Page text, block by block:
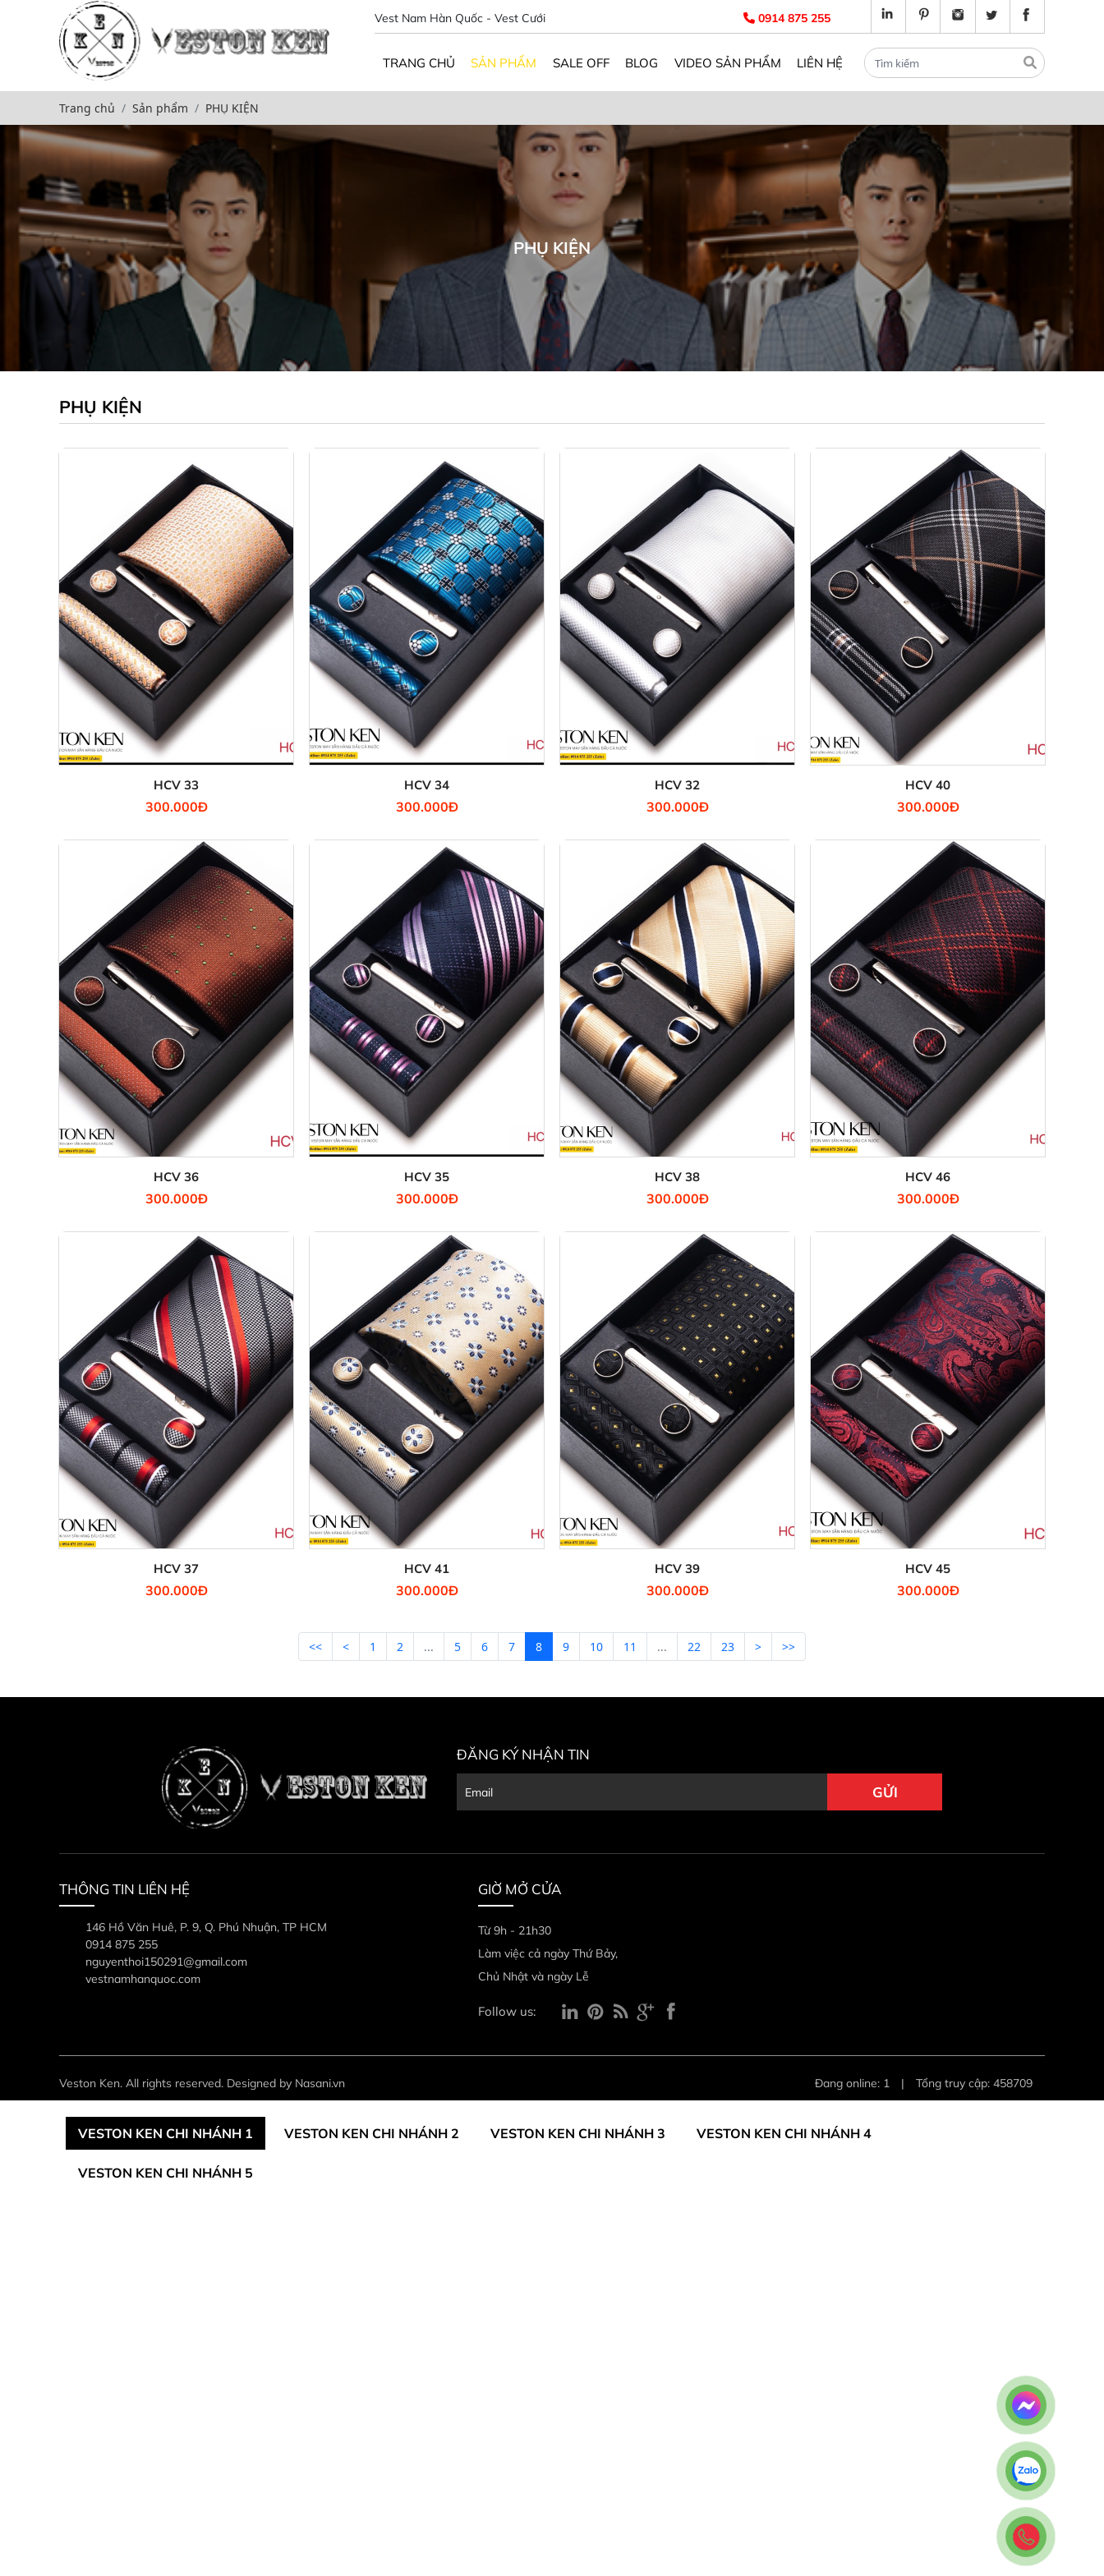
Vest Nam Hàn Quốc - Vest Cưới 0914 875 255
TRANG CHỦ SẢN PHẨM SALE OFF BLOG VIDEO SẢN PHẨM LIÊN HỆ
Trang chủ Sản phẩm PHỤ KIỆN
PHỤ KIỆN
PHỤ KIỆN
HCV 33
300.000Đ
HCV 34
300.000Đ
HCV 32
300.000Đ
HCV 40
300.000Đ
HCV 36
300.000Đ
HCV 35
300.000Đ
HCV 38
300.000Đ
HCV 46
300.000Đ
HCV 37
300.000Đ
HCV 41
300.000Đ
HCV 39
300.000Đ
HCV 45
300.000Đ
<< < 1 2 ... 5 6 7 8 9 10 11 ... 22 23 > >>
ĐĂNG KÝ NHẬN TIN
THÔNG TIN LIÊN HỆ
146 Hồ Văn Huê, P. 9, Q. Phú Nhuận, TP HCM
0914 875 255
nguyenthoi150291@gmail.com
vestnamhanquoc.com
GIỜ MỞ CỬA
Từ 9h - 21h30
Làm việc cả ngày Thứ Bảy,
Chủ Nhật và ngày Lễ
Follow us:
Veston Ken. All rights reserved. Designed by Nasani.vn Đang online: 1 | Tổng truy cập: 458709
VESTON KEN CHI NHÁNH 1 VESTON KEN CHI NHÁNH 2 VESTON KEN CHI NHÁNH 3 VESTON KEN CHI NHÁNH 4
VESTON KEN CHI NHÁNH 5